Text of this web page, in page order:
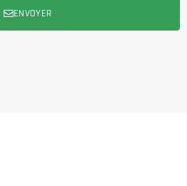
ENVOYER